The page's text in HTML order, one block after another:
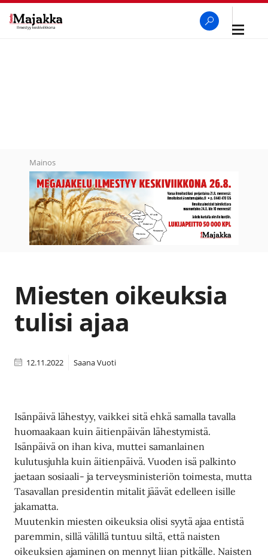
Avaa
Mainos
Miesten oikeuksia
tulisi ajaa
12.11.2022 Saana Vuoti
Isänpäivä lähestyy, vaikkei sitä ehkä samalla tavalla
huomaakaan kuin äitienpäivän lähestymistä.
Isänpäivä on ihan kiva, muttei samanlainen
kulutusjuhla kuin äitienpäivä. Vuoden isä palkinto
jaetaan sosiaali- ja terveysministeriön toimesta, mutta
Tasavallan presidentin mitalit jäävät edelleen isille
jakamatta.
Muutenkin miesten oikeuksia olisi syytä ajaa entistä
paremmin, sillä välillä tuntuu siltä, että naisten
oikeuksien ajaminen on mennyt liian pitkälle. Naisten